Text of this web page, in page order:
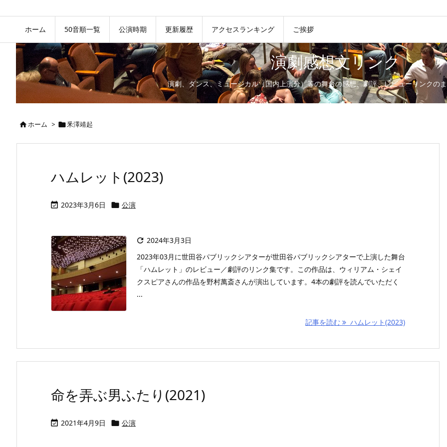
ホーム 50音順一覧 公演時期 更新履歴 アクセスランキング ご挨拶
演劇感想文リンク
演劇、ダンス、ミュージカル（国内上演分）等の舞台の感想、劇評、レビューリンクの
ホーム > 釆澤靖起
ハムレット(2023)
 2023年3月6日  公演
 2024年3月3日
2023年03月に世田谷パブリックシアターが世田谷パブリックシアターで上演した舞台
「ハムレット」のレビュー／劇評のリンク集です。この作品は、ウィリアム・シェイ
クスピアさんの作品を野村萬斎さんが演出しています。4本の劇評を読んでいただく
...
記事を読む ハムレット(2023)
命を弄ぶ男ふたり(2021)
 2021年4月9日  公演